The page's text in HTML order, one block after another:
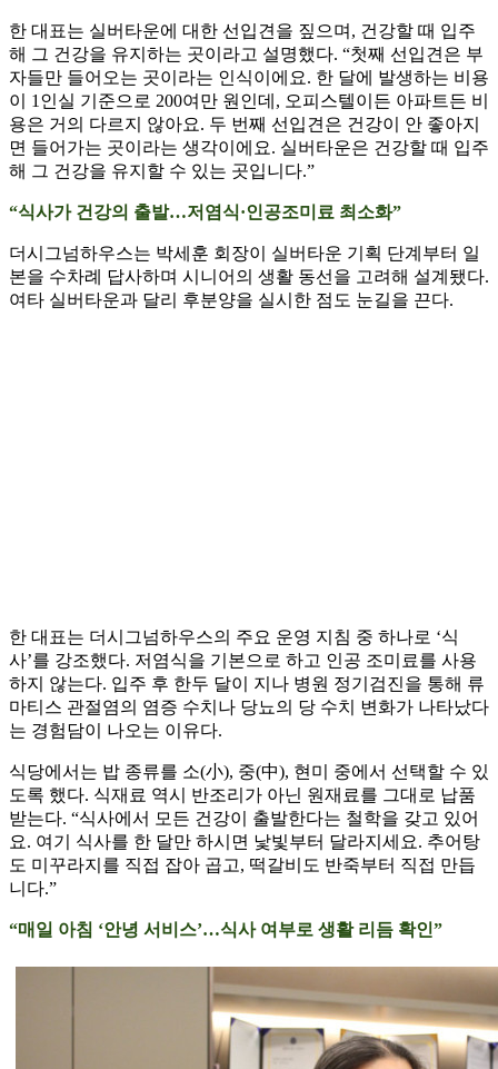
한 대표는 실버타운에 대한 선입견을 짚으며, 건강할 때 입주
해 그 건강을 유지하는 곳이라고 설명했다. “첫째 선입견은 부
자들만 들어오는 곳이라는 인식이에요. 한 달에 발생하는 비용
이 1인실 기준으로 200여만 원인데, 오피스텔이든 아파트든 비
용은 거의 다르지 않아요. 두 번째 선입견은 건강이 안 좋아지
면 들어가는 곳이라는 생각이에요. 실버타운은 건강할 때 입주
해 그 건강을 유지할 수 있는 곳입니다.”
“식사가 건강의 출발…저염식·인공조미료 최소화”
더시그넘하우스는 박세훈 회장이 실버타운 기획 단계부터 일
본을 수차례 답사하며 시니어의 생활 동선을 고려해 설계됐다.
여타 실버타운과 달리 후분양을 실시한 점도 눈길을 끈다.
한 대표는 더시그넘하우스의 주요 운영 지침 중 하나로 ‘식
사’를 강조했다. 저염식을 기본으로 하고 인공 조미료를 사용
하지 않는다. 입주 후 한두 달이 지나 병원 정기검진을 통해 류
마티스 관절염의 염증 수치나 당뇨의 당 수치 변화가 나타났다
는 경험담이 나오는 이유다.
식당에서는 밥 종류를 소(小), 중(中), 현미 중에서 선택할 수 있
도록 했다. 식재료 역시 반조리가 아닌 원재료를 그대로 납품
받는다. “식사에서 모든 건강이 출발한다는 철학을 갖고 있어
요. 여기 식사를 한 달만 하시면 낯빛부터 달라지세요. 추어탕
도 미꾸라지를 직접 잡아 곱고, 떡갈비도 반죽부터 직접 만듭
니다.”
“매일 아침 ‘안녕 서비스’…식사 여부로 생활 리듬 확인”